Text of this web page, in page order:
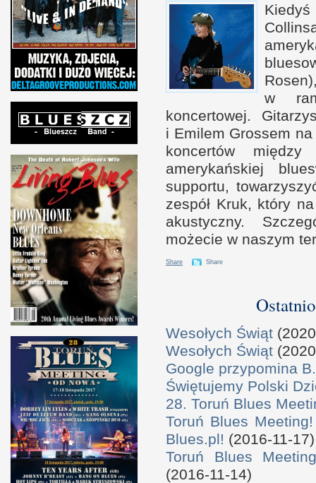
w r
koncertowej.
i Emilem Grossem
koncertów
amerykańskiej
supportu,
zespół Kruk, który
akustyczny.
możecie w naszym
Share Share
Wesołych Świąt
Wesołych Świąt
Google przypomina
Świętujemy Polski
28. Toruń Blues
Toruń Blues
Blues.pl! (2016-11-17)
Toruń Blues
(2016-11-14)